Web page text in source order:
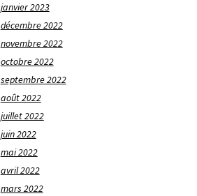
janvier 2023
décembre 2022
novembre 2022
octobre 2022
septembre 2022
août 2022
juillet 2022
juin 2022
mai 2022
avril 2022
mars 2022